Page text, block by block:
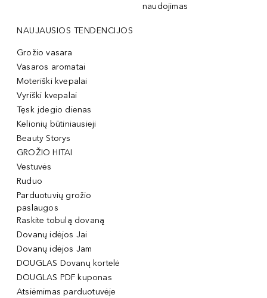
naudojimas
NAUJAUSIOS TENDENCIJOS
Grožio vasara
Vasaros aromatai
Moteriški kvepalai
Vyriški kvepalai
Tęsk įdegio dienas
Kelionių būtiniausieji
Beauty Storys
GROŽIO HITAI
Vestuvės
Ruduo
Parduotuvių grožio
paslaugos
Raskite tobulą dovaną
Dovanų idėjos Jai
Dovanų idėjos Jam
DOUGLAS Dovanų kortelė
DOUGLAS PDF kuponas
Atsiėmimas parduotuvėje